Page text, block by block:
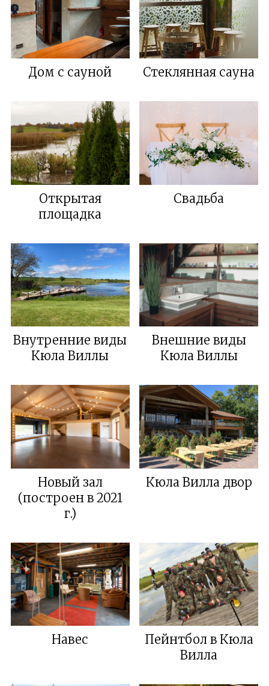
Дом с сауной Стеклянная сауна
Открытая
площадка
Свадьба
Внутренние виды
Кюла Виллы
Внешние виды
Кюла Виллы
Новый зал
(построен в 2021
г.)
Кюла Вилла двор
Навес
Пейнтбол в Кюла
Вилла